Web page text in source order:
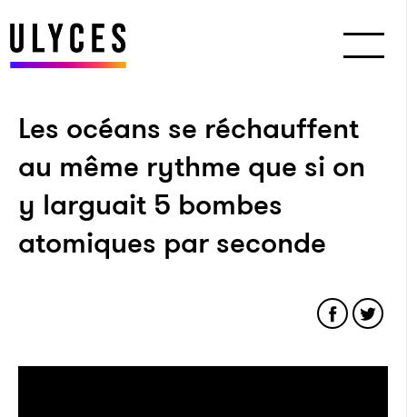
Les océans se réchauffent
au même rythme que si on
y larguait 5 bombes
atomiques par seconde